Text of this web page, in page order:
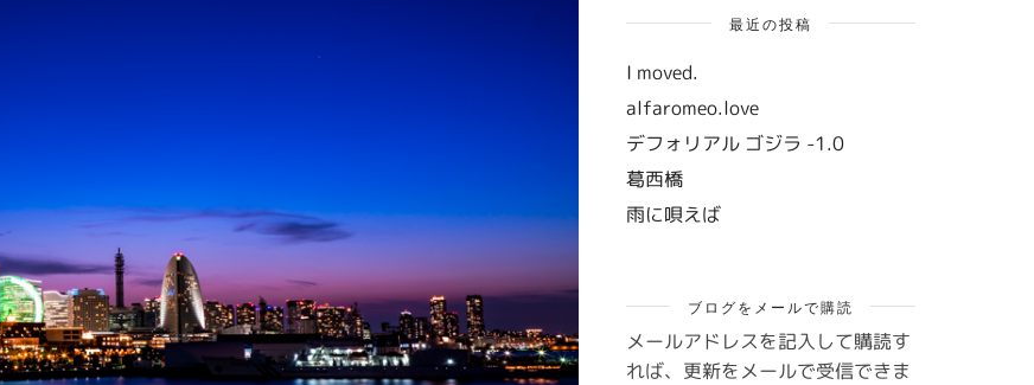
最近の投稿
I moved.
alfaromeo.love
デフォリアル ゴジラ -1.0
葛西橋
雨に唄えば
ブログをメールで購読
メールアドレスを記入して購読す
れば、更新をメールで受信できま